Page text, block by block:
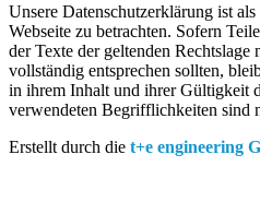
Unsere Datenschutzerklärung ist
Webseite zu betrachten. Sofern
der Texte der geltenden
vollständig entsprechen sollten,
in ihrem Inhalt und ihrer Gültigkeit
verwendeten Begrifflichkeiten sind
Erstellt durch die t+e engineering